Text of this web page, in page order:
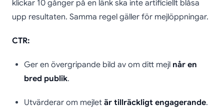
klickar 10 gånger på en länk ska inte artificiellt blåsa
upp resultaten. Samma regel gäller för mejlöppningar.
CTR:
Ger en övergripande bild av om ditt mejl når en
bred publik.
Utvärderar om mejlet är tillräckligt engagerande.